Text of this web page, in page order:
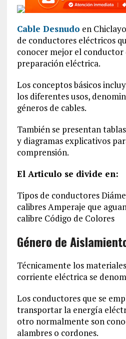
Cable Desnudo en
de conductores eléctricos
conocer mejor el conductor
preparación eléctrica.
Los conceptos básicos
los diferentes usos,
géneros de cables.
También se presentan
y diagramas explicativos
comprensión.
El Articulo se divide en:
Tipos de conductores
calibres Amperaje que
calibre Código de Colores
Género de
Técnicamente los
corriente eléctrica se
Los conductores que se
transportar la energía
otro normalmente son
alambres o cordones.